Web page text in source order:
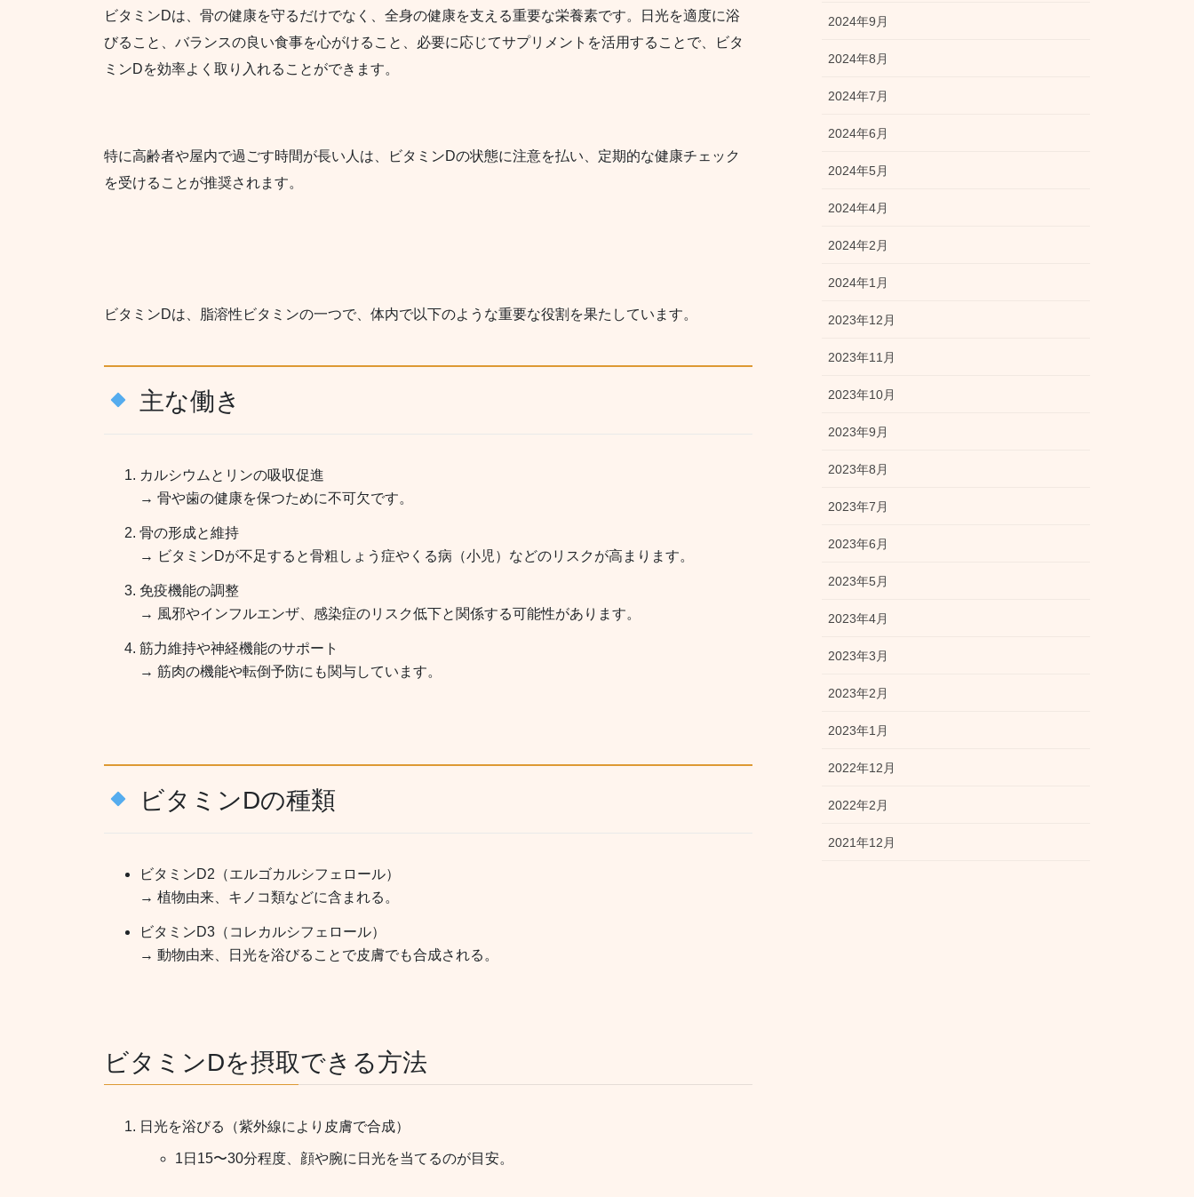
ビタミンDは、骨の健康を守るだけでなく、全身の健康を支える重要な栄養素です。日光を適度に浴
びること、バランスの良い食事を心がけること、必要に応じてサプリメントを活用することで、ビタ
ミンDを効率よく取り入れることができます。
特に高齢者や屋内で過ごす時間が長い人は、ビタミンDの状態に注意を払い、定期的な健康チェック
を受けることが推奨されます。
ビタミンDは、脂溶性ビタミンの一つで、体内で以下のような重要な役割を果たしています。
主な働き
カルシウムとリンの吸収促進
→ 骨や歯の健康を保つために不可欠です。
骨の形成と維持
→ ビタミンDが不足すると骨粗しょう症やくる病（小児）などのリスクが高まります。
免疫機能の調整
→ 風邪やインフルエンザ、感染症のリスク低下と関係する可能性があります。
筋力維持や神経機能のサポート
→ 筋肉の機能や転倒予防にも関与しています。
ビタミンDの種類
ビタミンD2（エルゴカルシフェロール）
→ 植物由来、キノコ類などに含まれる。
ビタミンD3（コレカルシフェロール）
→ 動物由来、日光を浴びることで皮膚でも合成される。
ビタミンDを摂取できる方法
日光を浴びる（紫外線により皮膚で合成）
1日15〜30分程度、顔や腕に日光を当てるのが目安。
2024年9月
2024年8月
2024年7月
2024年6月
2024年5月
2024年4月
2024年2月
2024年1月
2023年12月
2023年11月
2023年10月
2023年9月
2023年8月
2023年7月
2023年6月
2023年5月
2023年4月
2023年3月
2023年2月
2023年1月
2022年12月
2022年2月
2021年12月